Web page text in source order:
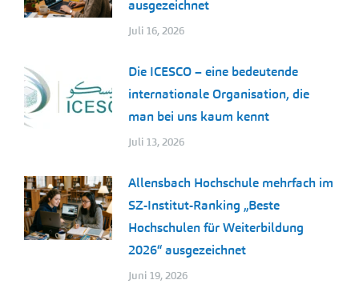
ausgezeichnet
Juli 16, 2026
Die ICESCO – eine bedeutende
internationale Organisation, die
man bei uns kaum kennt
Juli 13, 2026
Allensbach Hochschule mehrfach im
SZ-Institut-Ranking „Beste
Hochschulen für Weiterbildung
2026“ ausgezeichnet
Juni 19, 2026